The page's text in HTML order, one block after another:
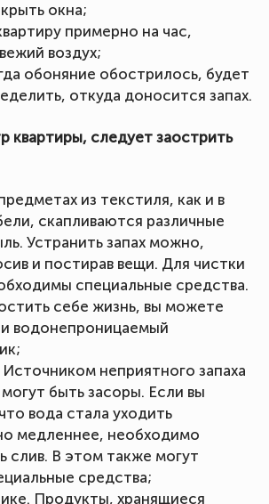
окна;
примерно на час,
воздух;
обоняние обострилось, будет
откуда доносится запах.
квартиры, следует заострить
из текстиля, как и в
скапливаются различные
Устранить запах можно,
и постирав вещи. Для чистки
специальные средства.
себе жизнь, вы можете
водонепроницаемый
Источником неприятного запаха
могут быть засоры. Если вы
вода стала уходить
медленнее, необходимо
слив. В этом также могут
средства;
Продукты, хранящиеся